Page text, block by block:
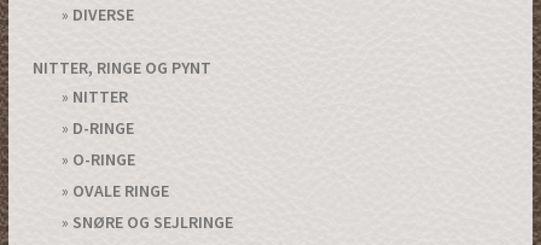
DIVERSE
NITTER, RINGE OG PYNT
NITTER
D-RINGE
O-RINGE
OVALE RINGE
SNØRE OG SEJLRINGE